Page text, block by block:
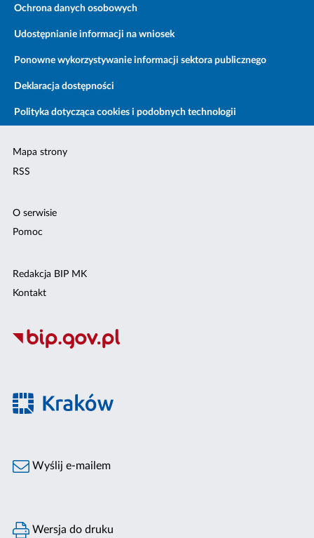
Ochrona danych osobowych
Udostępnianie informacji na wniosek
Ponowne wykorzystywanie informacji sektora publicznego
Deklaracja dostępności
Polityka dotycząca cookies i podobnych technologii
Mapa strony
RSS
O serwisie
Pomoc
Redakcja BIP MK
Kontakt
Wyślij e-mailem
Wersja do druku